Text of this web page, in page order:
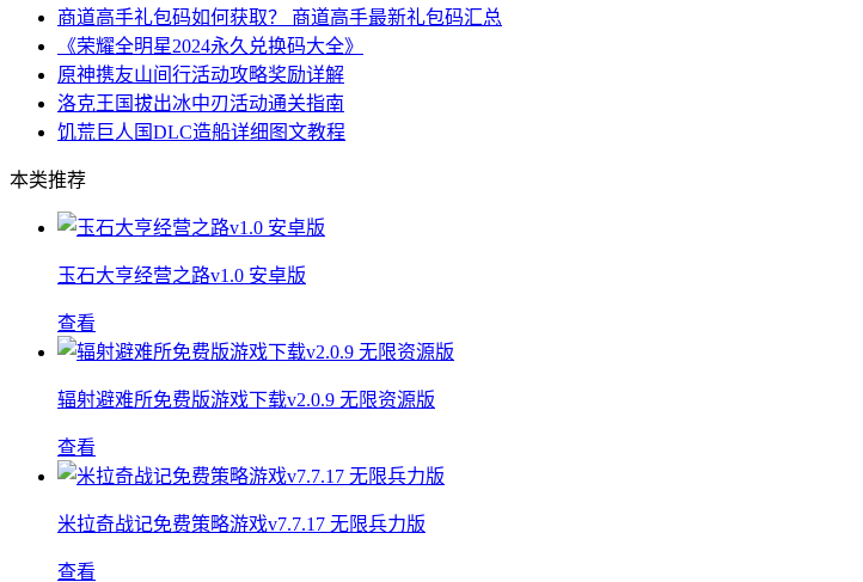
商道高手礼包码如何获取？ 商道高手最新礼包码汇总
《荣耀全明星2024永久兑换码大全》
原神携友山间行活动攻略奖励详解
洛克王国拔出冰中刃活动通关指南
饥荒巨人国DLC造船详细图文教程
本类推荐
玉石大亨经营之路v1.0 安卓版
查看
辐射避难所免费版游戏下载v2.0.9 无限资源版
查看
米拉奇战记免费策略游戏v7.7.17 无限兵力版
查看